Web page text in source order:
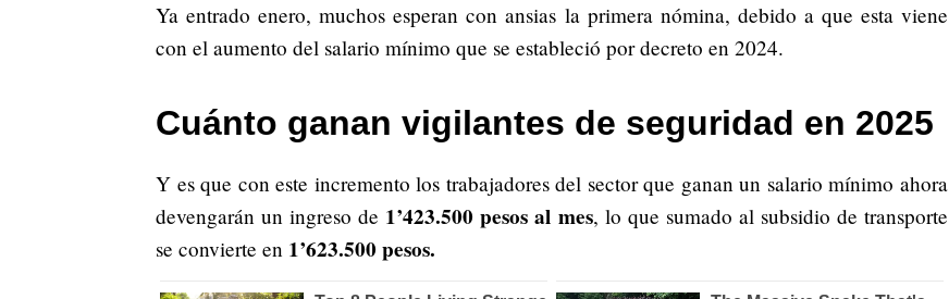
Ya entrado enero, muchos esperan con ansias la primera nómina, debido a que esta viene
con el aumento del salario mínimo que se estableció por decreto en 2024.
Cuánto ganan vigilantes de seguridad en 2025
Y es que con este incremento los trabajadores del sector que ganan un salario mínimo ahora
devengarán un ingreso de 1’423.500 pesos al mes, lo que sumado al subsidio de transporte
se convierte en 1’623.500 pesos.